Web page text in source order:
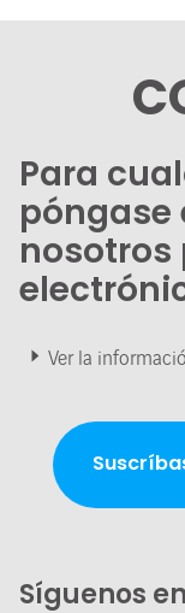
Para
póngase
nosotros
Ver la
Síguenos